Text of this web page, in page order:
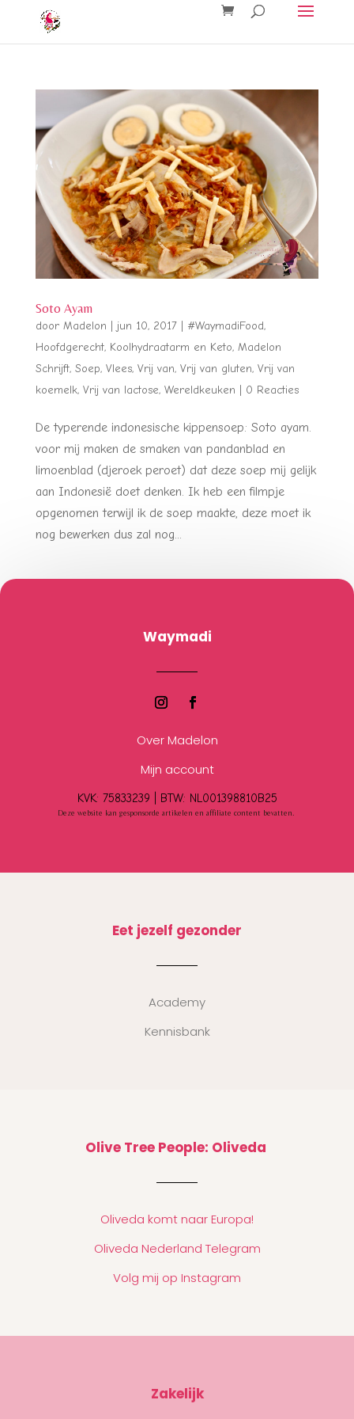
Soto Ayam
door Madelon jun 10, 2017| #WaymadiFood,
Hoofdgerecht, Koolhydraatarm en Keto, Madelon
Schrijft, Soep, Vlees, Vrij van, Vrij van gluten, Vrij van
koemelk, Vrij van lactose, Wereldkeuken 0 Reacties
De typerende indonesische kippensoep: Soto ayam.
voor mij maken de smaken van pandanblad en
limoenblad (djeroek peroet) dat deze soep mij gelijk
aan Indonesië doet denken. Ik heb een filmpje
opgenomen terwijl ik de soep maakte, deze moet ik
nog bewerken dus zal nog...
Waymadi
Over Madelon
Mijn account
KVK: 75833239 | BTW: NL001398810B25
Deze website kan gesponsorde artikelen en affiliate content bevatten.
Eet jezelf gezonder
Academy
Kennisbank
Olive Tree People: Oliveda
Oliveda komt naar Europa!
Oliveda Nederland Telegram
Volg mij op Instagram
Zakelijk